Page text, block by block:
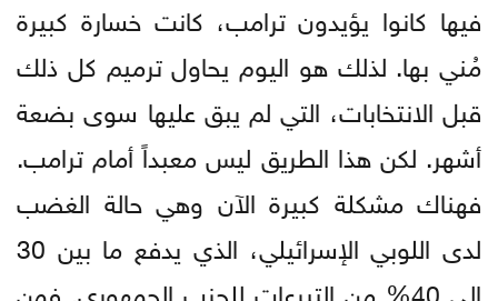
فيها كانوا يؤيدون ترامب، كانت خسارة كبيرة
مُني بها. لذلك هو اليوم يحاول ترميم كل ذلك
قبل الانتخابات، التي لم يبق عليها سوى بضعة
أشهر. لكن هذا الطريق ليس معبداً أمام ترامب.
فهناك مشكلة كبيرة الآن وهي حالة الغضب
لدى اللوبي الإسرائيلي، الذي يدفع ما بين 30
إلى 40% من التبرعات للحزب الجمهوري. فمن